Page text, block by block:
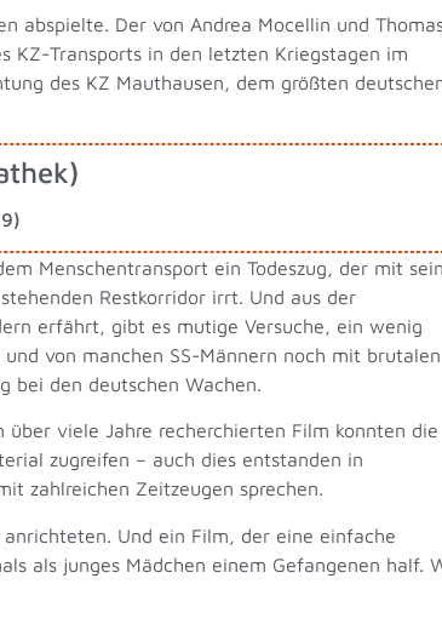
abspielte. Der von Andrea Mocellin und
KZ-Transports in den letzten Kriegstagen im
des KZ Mauthausen, dem größten
Menschentransport ein Todeszug, der mit
Restkorridor irrt. Und aus der
erfährt, gibt es mutige Versuche, ein wenig
von manchen SS-Männern noch mit brutalen
bei den deutschen Wachen.
viele Jahre recherchierten Film konnten die
zugreifen – auch dies entstanden in
zahlreichen Zeitzeugen sprechen.
Und ein Film, der eine einfache
als junges Mädchen einem Gefangenen half.